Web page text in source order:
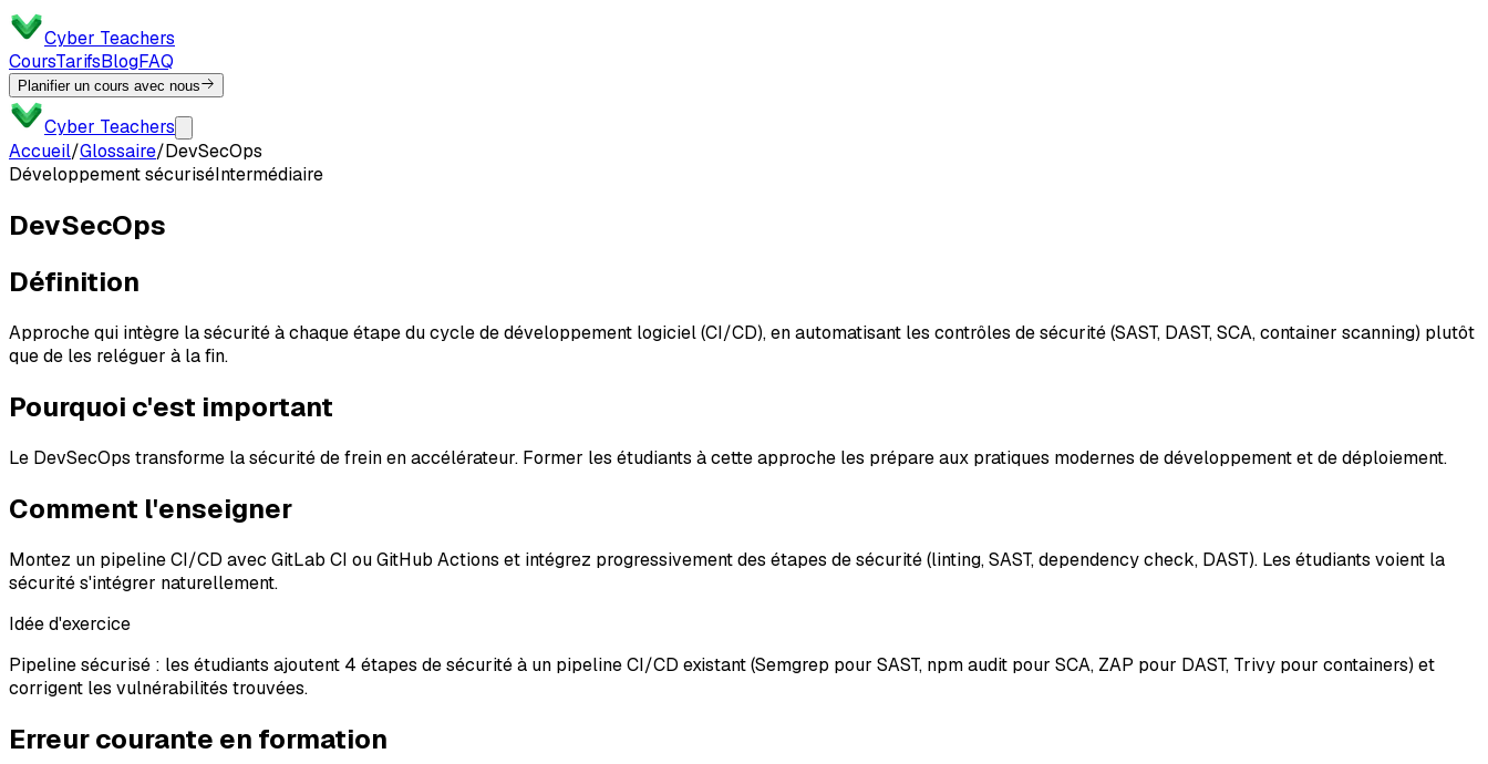
Cyber Teachers
CoursTarifsBlogFAQ
Planifier un cours avec nous
Cyber Teachers
Accueil/Glossaire/DevSecOps
Développement sécuriséIntermédiaire
DevSecOps
Définition
Approche qui intègre la sécurité à chaque étape du cycle de développement logiciel (CI/CD), en automatisant les contrôles de sécurité (SAST, DAST, SCA, container scanning) plutôt
que de les reléguer à la fin.
Pourquoi c'est important
Le DevSecOps transforme la sécurité de frein en accélérateur. Former les étudiants à cette approche les prépare aux pratiques modernes de développement et de déploiement.
Comment l'enseigner
Montez un pipeline CI/CD avec GitLab CI ou GitHub Actions et intégrez progressivement des étapes de sécurité (linting, SAST, dependency check, DAST). Les étudiants voient la
sécurité s'intégrer naturellement.
Idée d'exercice
Pipeline sécurisé : les étudiants ajoutent 4 étapes de sécurité à un pipeline CI/CD existant (Semgrep pour SAST, npm audit pour SCA, ZAP pour DAST, Trivy pour containers) et
corrigent les vulnérabilités trouvées.
Erreur courante en formation